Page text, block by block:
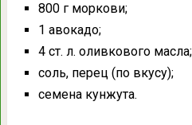
800 г моркови;
1 авокадо;
4 ст. л. оливкового масла;
соль, перец (по вкусу);
семена кунжута.